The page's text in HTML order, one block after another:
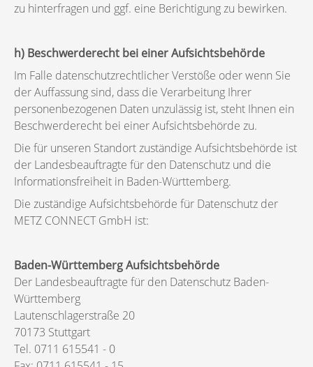
zu hinterfragen und ggf. eine Berichtigung zu bewirken.
h) Beschwerderecht bei einer Aufsichtsbehörde
Im Falle datenschutzrechtlicher Verstöße oder wenn Sie
der Auffassung sind, dass die Verarbeitung Ihrer
personenbezogenen Daten unzulässig ist, steht Ihnen ein
Beschwerderecht bei einer Aufsichtsbehörde zu.
Die für unseren Standort zuständige Aufsichtsbehörde ist
der Landesbeauftragte für den Datenschutz und die
Informationsfreiheit in Baden-Württemberg.
Die zuständige Aufsichtsbehörde für Datenschutz der
METZ CONNECT GmbH ist:
Baden-Württemberg Aufsichtsbehörde
Der Landesbeauftragte für den Datenschutz Baden-
Württemberg
Lautenschlagerstraße 20
70173 Stuttgart
Tel. 0711 615541 - 0